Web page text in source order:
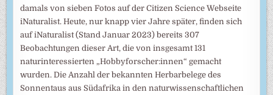
damals von sieben Fotos auf der Citizen Science Webseite
iNaturalist. Heute, nur knapp vier Jahre später, finden sich
auf iNaturalist (Stand Januar 2023) bereits 307
Beobachtungen dieser Art, die von insgesamt 131
naturinteressierten „Hobbyforscher:innen“ gemacht
wurden. Die Anzahl der bekannten Herbarbelege des
Sonnentaus aus Südafrika in den naturwissenschaftlichen